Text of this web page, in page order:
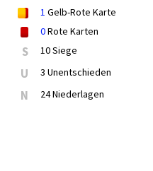
1 Gelb-Rote Karte
0Rote Karten
S 10 Siege
U 3 Unentschieden
N 24 Niederlagen